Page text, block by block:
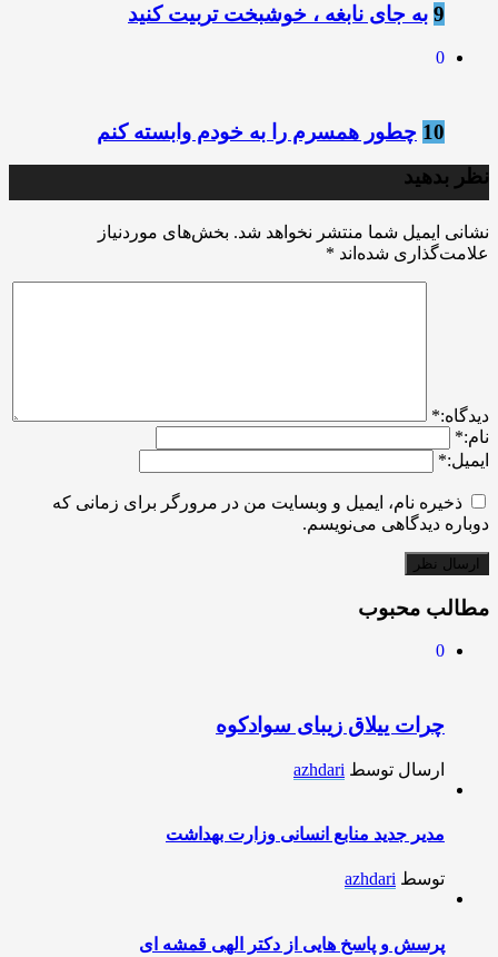
9 به جای نابغه ، خوشبخت تربیت کنید
0
10 چطور همسرم را به خودم وابسته کنم
نظر بدهید
نشانی ایمیل شما منتشر نخواهد شد. بخش‌های موردنیاز
علامت‌گذاری شده‌اند *
ديدگاه:*
نام:*
ایمیل:*
ذخیره نام، ایمیل و وبسایت من در مرورگر برای زمانی که
دوباره دیدگاهی می‌نویسم.
مطالب محبوب
0
چرات ییلاق زیبای سوادکوه
ارسال توسط azhdari
مدیر جدید منابع انسانی وزارت بهداشت
توسط azhdari
پرسش و پاسخ هایی از دکتر الهی قمشه ای